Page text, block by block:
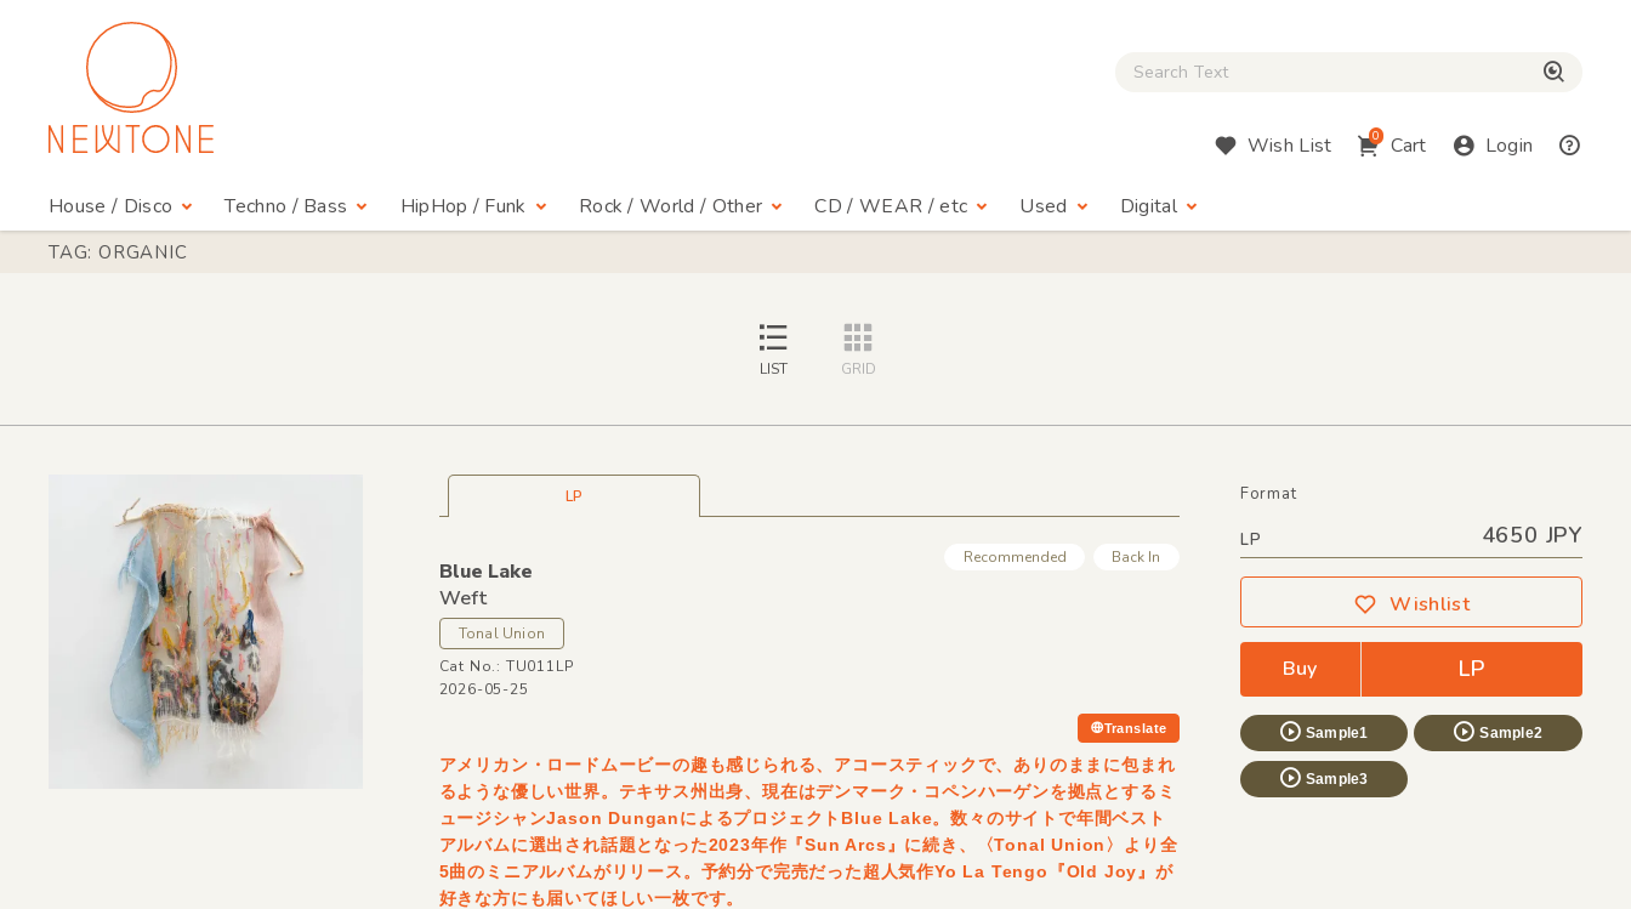
Close Search box
Wish List 0 Cart Login
House / Disco Techno / Bass HipHop / Funk Rock / World / Other CD / WEAR / etc Used Digital
TAG: ORGANIC
LIST GRID
LP
Recommended Back In
Blue Lake
Weft
Tonal Union
Cat No.: TU011LP
2026-05-25
Translate
Format
LP 4650 JPY
Wishlist
Buy LP
Sample1 Sample2
Sample3
アメリカン・ロードムービーの趣も感じられる、アコースティックで、ありのままに包まれ
るような優しい世界。テキサス州出身、現在はデンマーク・コペンハーゲンを拠点とするミ
ュージシャンJason DunganによるプロジェクトBlue Lake。数々のサイトで年間ベスト
アルバムに選出され話題となった2023年作『Sun Arcs』に続き、〈Tonal Union〉より全
5曲のミニアルバムがリリース。予約分で完売だった超人気作Yo La Tengo『Old Joy』が
好きな方にも届いてほしい一枚です。